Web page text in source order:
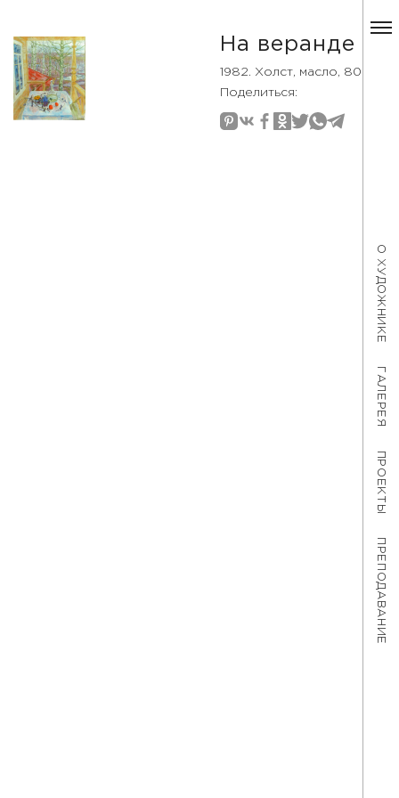
О ХУДОЖНИКЕ
ГАЛЕРЕЯ
ПРОЕКТЫ
ПРЕПОДАВАНИЕ
На веранде
1982. Холст, масло, 80×70
Поделиться: